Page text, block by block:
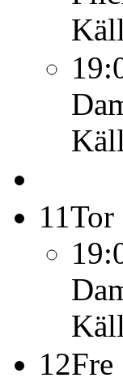
11Tor
12Fre